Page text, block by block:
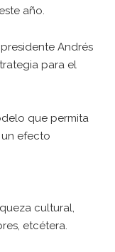
año.
Andrés
para el
que permita
efecto
cultural,
etcétera.